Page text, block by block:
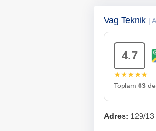
Vag Teknik |
4.7
★★★★★
Toplam 63
Adres: 129/